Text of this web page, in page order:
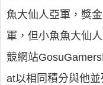
魚大仙人亞軍，獎
軍，但小魚魚大仙
競網站
at以相同積分與他並